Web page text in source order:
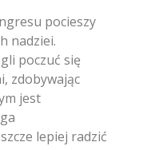
pocieszy
nadziei.
poczuć się
zdobywając
jest
lepiej radzić